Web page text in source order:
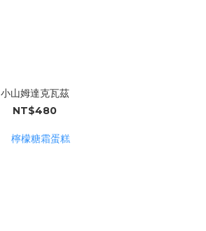
小山姆達克瓦茲
NT$480